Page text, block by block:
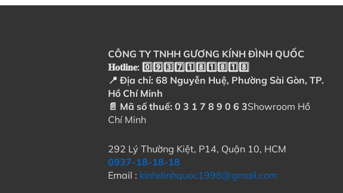
CÔNG TY TNHH GƯƠNG KÍNH ĐÌNH QUỐC
𝐇𝐨𝐭𝐥𝐢𝐧𝐞: 0️⃣9️⃣3️⃣7️⃣1️⃣8️⃣1️⃣8️⃣1️⃣8️⃣
📍 Địa chỉ: 68 Nguyễn Huệ, Phường Sài Gòn, TP.
Hồ Chí Minh
📄 Mã số thuế: 0 3 1 7 8 9 0 6 3Showroom Hồ
Chí Minh
292 Lý Thường Kiệt, P14, Quận 10, HCM
0937-18-18-18
Email : kinhdinhquoc1998@gmail.com